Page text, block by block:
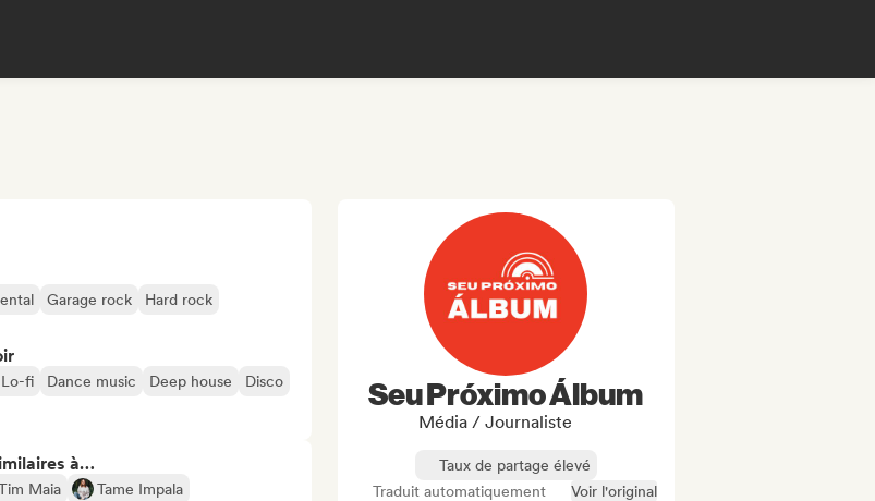
Garage rock
Hard rock
fi Dance music Deep house
Disco
à…
Maia
Tame Impala
Seu Próximo Álbum
Média / Journaliste
Taux de partage élevé
Traduit automatiquement
Voir l'original